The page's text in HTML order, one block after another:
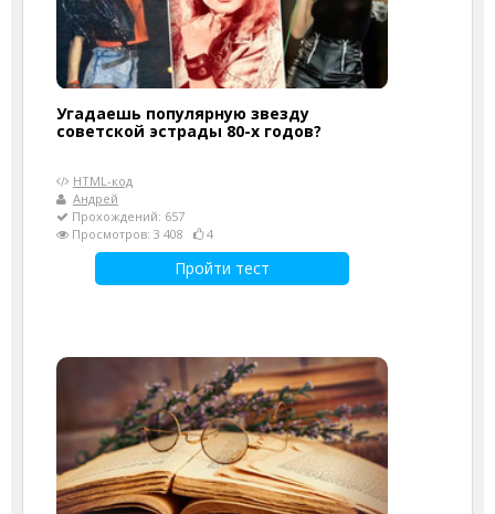
Угадаешь популярную звезду
советской эстрады 80-х годов?
HTML-код
Андрей
Прохождений: 657
Просмотров: 3 408
4
Пройти тест